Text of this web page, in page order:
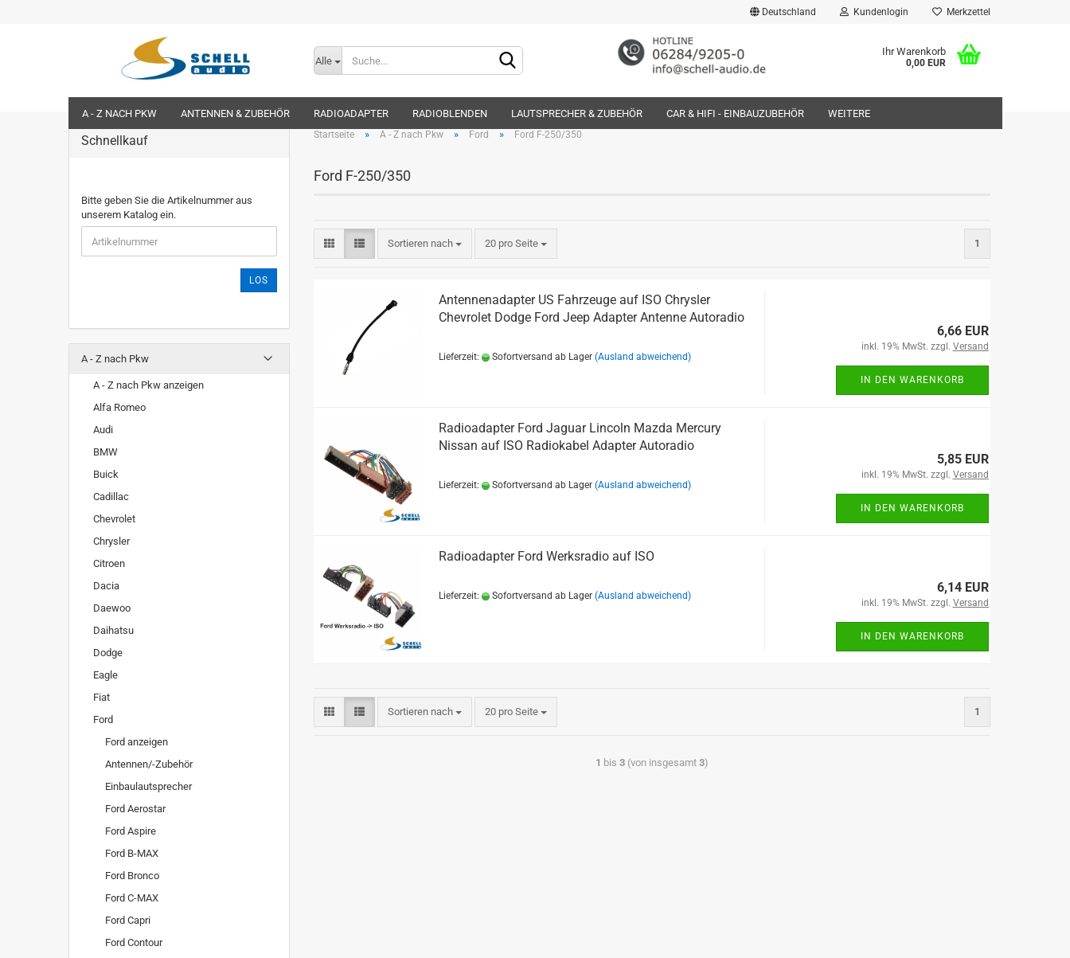
Deutschland
Lieferland
Kundenlogin Merkzettel
Alle
Ihr Warenkorb
0,00 EUR
A - Z NACH PKW ANTENNEN & ZUBEHÖR RADIOADAPTER RADIOBLENDEN LAUTSPRECHER & ZUBEHÖR CAR & HIFI - EINBAUZUBEHÖR WEITERE
Startseite » A - Z nach Pkw » Ford » Ford F-250/350
Ford F-250/350
Sortieren nach 20 pro Seite 1
Antennenadapter US Fahrzeuge auf ISO Chrysler
Chevrolet Dodge Ford Jeep Adapter Antenne Autoradio
Lieferzeit: Sofortversand ab Lager (Ausland abweichend)
6,66 EUR
inkl. 19% MwSt. zzgl. Versand
IN DEN WARENKORB
Radioadapter Ford Jaguar Lincoln Mazda Mercury
Nissan auf ISO Radiokabel Adapter Autoradio
Lieferzeit: Sofortversand ab Lager (Ausland abweichend)
5,85 EUR
inkl. 19% MwSt. zzgl. Versand
IN DEN WARENKORB
Radioadapter Ford Werksradio auf ISO
Lieferzeit: Sofortversand ab Lager (Ausland abweichend)
6,14 EUR
inkl. 19% MwSt. zzgl. Versand
IN DEN WARENKORB
Sortieren nach 20 pro Seite 1
1 bis 3(von insgesamt 3)
Schnellkauf
Bitte geben Sie die Artikelnummer aus
unserem Katalog ein.
LOS
A - Z nach Pkw
A - Z nach Pkw anzeigen
Alfa Romeo
Audi
BMW
Buick
Cadillac
Chevrolet
Chrysler
Citroen
Dacia
Daewoo
Daihatsu
Dodge
Eagle
Fiat
Ford
Ford anzeigen
Antennen/-Zubehör
Einbaulautsprecher
Ford Aerostar
Ford Aspire
Ford B-MAX
Ford Bronco
Ford C-MAX
Ford Capri
Ford Contour